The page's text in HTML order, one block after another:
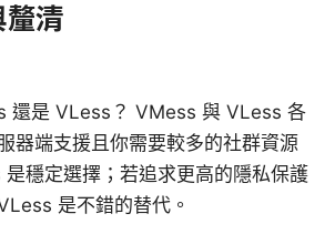
清
還是 VLess？ VMess 與 VLess 各
器端支援且你需要較多的社群資源
穩定選擇；若追求更高的隱私保護
是不錯的替代。